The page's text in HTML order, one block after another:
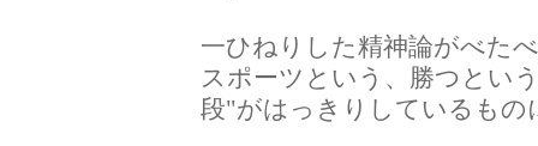
一ひねりした精神論がべた
スポーツという、勝つとい
段"がはっきりしているも